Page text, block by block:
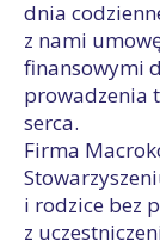
dnia
z nami
finansowymi
prowadzenia
serca.
Firma
i rodzice bez
z